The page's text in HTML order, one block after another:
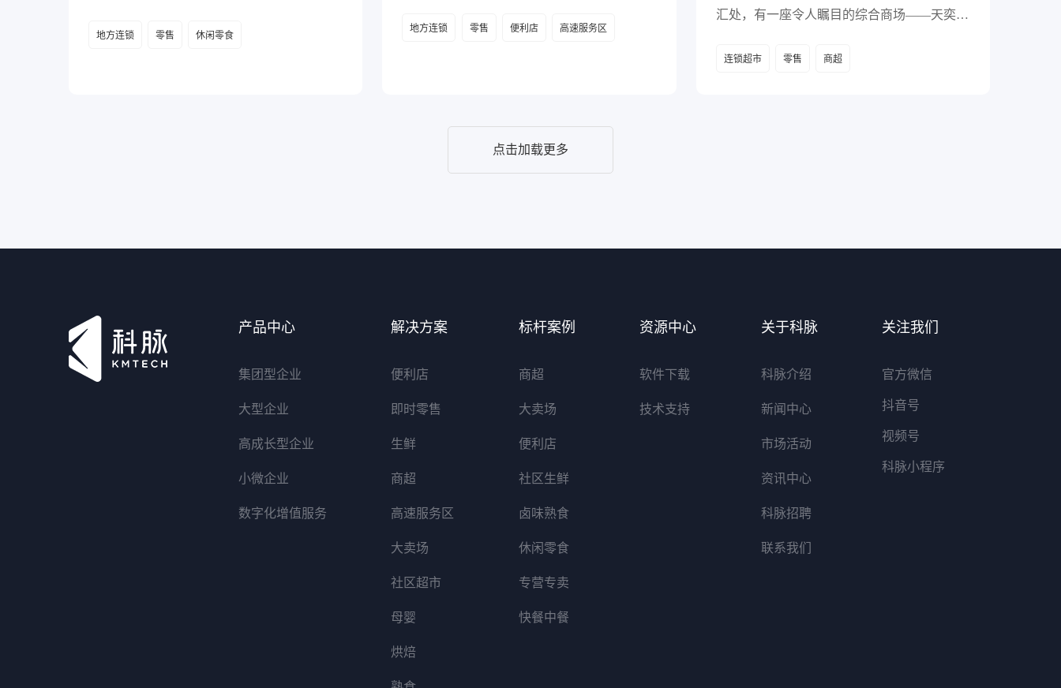
地方连锁 零售 休闲零食
力。
地方连锁 零售 便利店 高速服务区
汇处，有一座令人瞩目的综合商场——天奕商
定、唐山、邯郸等地区拥有了13+连锁购物商
连锁超市 零售 商超
点击加载更多
产品中心
集团型企业
大型企业
高成长型企业
小微企业
数字化增值服务
解决方案
便利店
即时零售
生鲜
商超
高速服务区
大卖场
社区超市
母婴
烘焙
标杆案例
商超
大卖场
便利店
社区生鲜
卤味熟食
休闲零食
专营专卖
快餐中餐
资源中心
软件下载
技术支持
关于科脉
科脉介绍
新闻中心
市场活动
资讯中心
科脉招聘
联系我们
关注我们
官方微信
抖音号
视频号
科脉小程序